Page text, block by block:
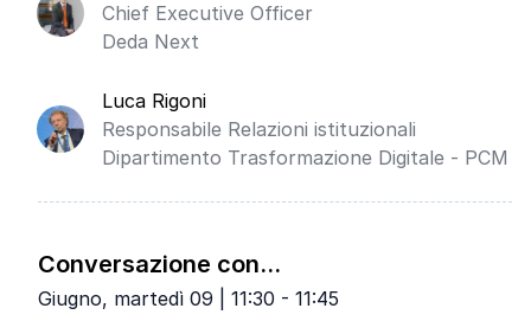
Chief Executive Officer
Deda Next
Luca Rigoni
Responsabile Relazioni istituzionali
Dipartimento Trasformazione Digitale - PCM
Conversazione con...
Giugno, martedì 09 | 11:30 - 11:45